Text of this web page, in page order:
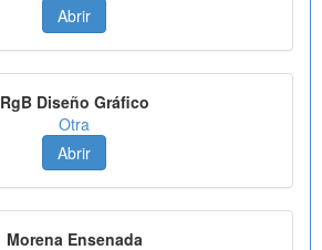
Abrir
RgB Diseño Gráfico
Otra
Abrir
Morena Ensenada